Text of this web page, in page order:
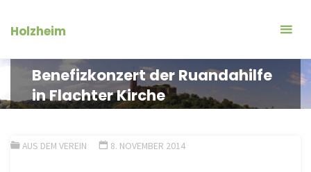
InhaltHolzheim
Benefizkonzert der Ruandahilfe
in Flachter Kirche
AUS DEM VEREIN 8. NOVEMBER 2014